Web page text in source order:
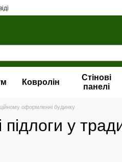
Ковролін
Стінові
панелі
оформленні будинку
підлоги у